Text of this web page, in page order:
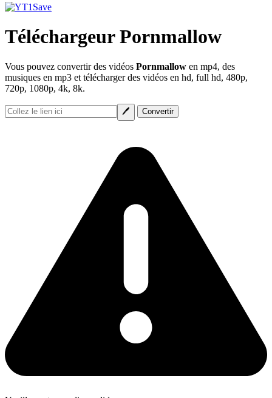
Téléchargeur Pornmallow
Vous pouvez convertir des vidéos Pornmallow en mp4, des
musiques en mp3 et télécharger des vidéos en hd, full hd, 480p,
720p, 1080p, 4k, 8k.